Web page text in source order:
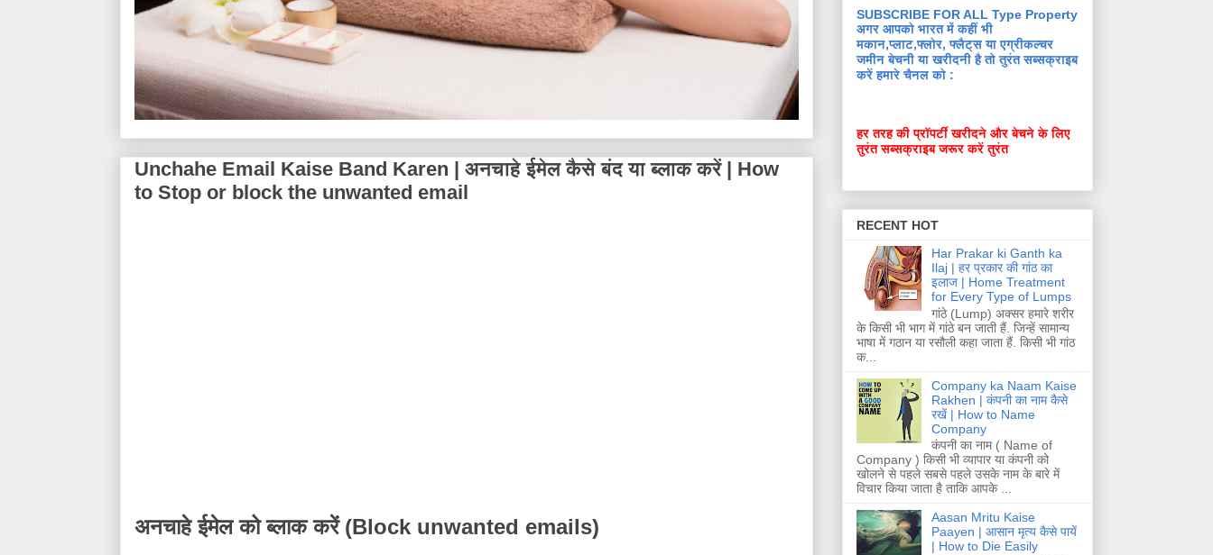
Unchahe Email Kaise Band Karen | अनचाहे ईमेल कैसे बंद या ब्लाक करें | How
to Stop or block the unwanted email
अनचाहे ईमेल को ब्लाक करें(Block unwanted emails)
SUBSCRIBE FOR ALL Type Property
अगर आपको भारत में कहीं भी
मकान,प्लाट,फ्लोर, फ्लैट्स या एग्रीकल्चर
जमीन बेचनी या खरीदनी है तो तुरंत सब्सक्राइब
करें हमारे चैनल को :
हर तरह की प्रॉपर्टी खरीदने और बेचने के लिए
तुरंत सब्सक्राइब जरूर करें तुरंत
RECENT HOT
Har Prakar ki Ganth ka
Ilaj | हर प्रकार की गांठ का
इलाज | Home Treatment
for Every Type of Lumps
गांठे (Lump) अक्सर हमारे शरीर
के किसी भी भाग में गांठे बन जाती हैं. जिन्हें सामान्य
भाषा में गठान या रसौली कहा जाता हैं. किसी भी गांठ
क...
Company ka Naam Kaise
Rakhen | कंपनी का नाम कैसे
रखें | How to Name
Company
कंपनी का नाम ( Name of
Company ) किसी भी व्यापार या कंपनी को
खोलने से पहले सबसे पहले उसके नाम के बारे में
विचार किया जाता है ताकि आपके ...
Aasan Mritu Kaise
Paayen | आसान मृत्य कैसे पायें
| How to Die Easily